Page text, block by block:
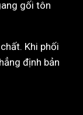
gối tôn
Khi phối
định bản